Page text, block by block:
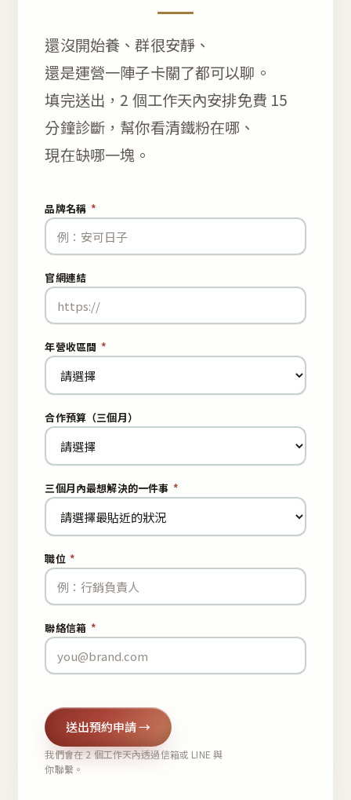
還沒開始養、群很安靜、
還是運營一陣子卡關了都可以聊。
填完送出，2 個工作天內安排免費 15
分鐘診斷，幫你看清鐵粉在哪、
現在缺哪一塊。
品牌名稱 *
官網連結
年營收區間 *
合作預算（三個月）
三個月內最想解決的一件事 *
職位 *
聯絡信箱 *
送出預約申請 →
我們會在 2 個工作天內透過信箱或 LINE 與
你聯繫。